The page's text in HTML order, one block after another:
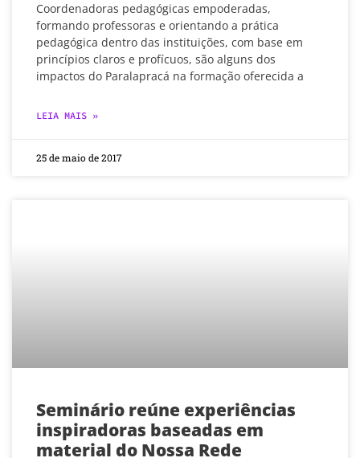
Coordenadoras pedagógicas empoderadas,
formando professoras e orientando a prática
pedagógica dentro das instituições, com base em
princípios claros e profícuos, são alguns dos
impactos do Paralapracá na formação oferecida a
LEIA MAIS »
25 de maio de 2017
Seminário reúne experiências
inspiradoras baseadas em
material do Nossa Rede